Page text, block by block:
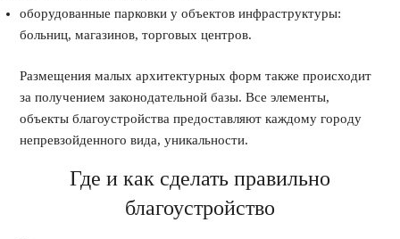
оборудованные парковки у объектов инфраструктуры:
больниц, магазинов, торговых центров.
Размещения малых архитектурных форм также происходит
за получением законодательной базы. Все элементы,
объекты благоустройства предоставляют каждому городу
непревзойденного вида, уникальности.
Где и как сделать правильно
благоустройство